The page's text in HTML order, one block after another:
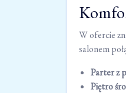
W ofercie
salonem
Parter z
Piętro